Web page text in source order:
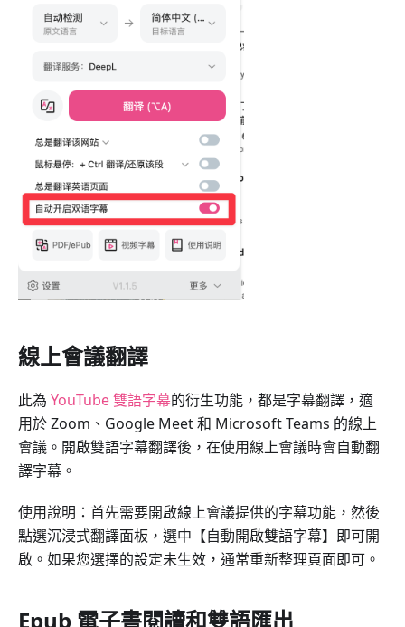
線上會議翻譯
此為 YouTube 雙語字幕的衍生功能，都是字幕翻譯，適
用於 Zoom、Google Meet 和 Microsoft Teams 的線上
會議。開啟雙語字幕翻譯後，在使用線上會議時會自動翻
譯字幕。
使用說明：首先需要開啟線上會議提供的字幕功能，然後
點選沉浸式翻譯面板，選中【自動開啟雙語字幕】即可開
啟。如果您選擇的設定未生效，通常重新整理頁面即可。
Epub 電子書閱讀和雙語匯出